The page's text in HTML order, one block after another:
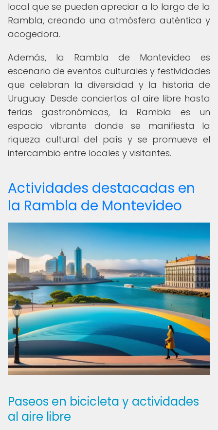
local que se pueden apreciar a lo largo de la
Rambla, creando una atmósfera auténtica y
acogedora.
Además, la Rambla de Montevideo es
escenario de eventos culturales y festividades
que celebran la diversidad y la historia de
Uruguay. Desde conciertos al aire libre hasta
ferias gastronómicas, la Rambla es un
espacio vibrante donde se manifiesta la
riqueza cultural del país y se promueve el
intercambio entre locales y visitantes.
Actividades destacadas en
la Rambla de Montevideo
Paseos en bicicleta y actividades
al aire libre